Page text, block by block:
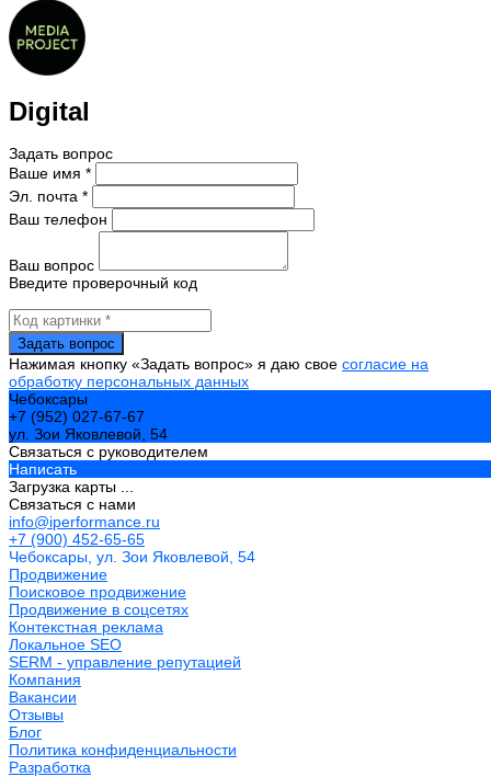
Digital
Задать вопрос
Ваше имя *
Эл. почта *
Ваш телефон
Ваш вопрос
Введите проверочный код
Нажимая кнопку «Задать вопрос» я даю свое согласие на
обработку персональных данных
Чебоксары
+7 (952) 027-67-67
ул. Зои Яковлевой, 54
Связаться с руководителем
Написать
Загрузка карты ...
Связаться с нами
info@iperformance.ru
+7 (900) 452-65-65
Чебоксары, ул. Зои Яковлевой, 54
Продвижение
Поисковое продвижение
Продвижение в соцсетях
Контекстная реклама
Локальное SEO
SERM - управление репутацией
Компания
Вакансии
Отзывы
Блог
Политика конфиденциальности
Разработка